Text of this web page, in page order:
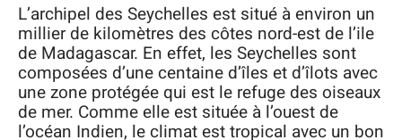
L’archipel des Seychelles est situé à environ un
millier de kilomètres des côtes nord-est de l’ile
de Madagascar. En effet, les Seychelles sont
composées d’une centaine d’îles et d’îlots avec
une zone protégée qui est le refuge des oiseaux
de mer. Comme elle est située à l’ouest de
l’océan Indien, le climat est tropical avec un bon